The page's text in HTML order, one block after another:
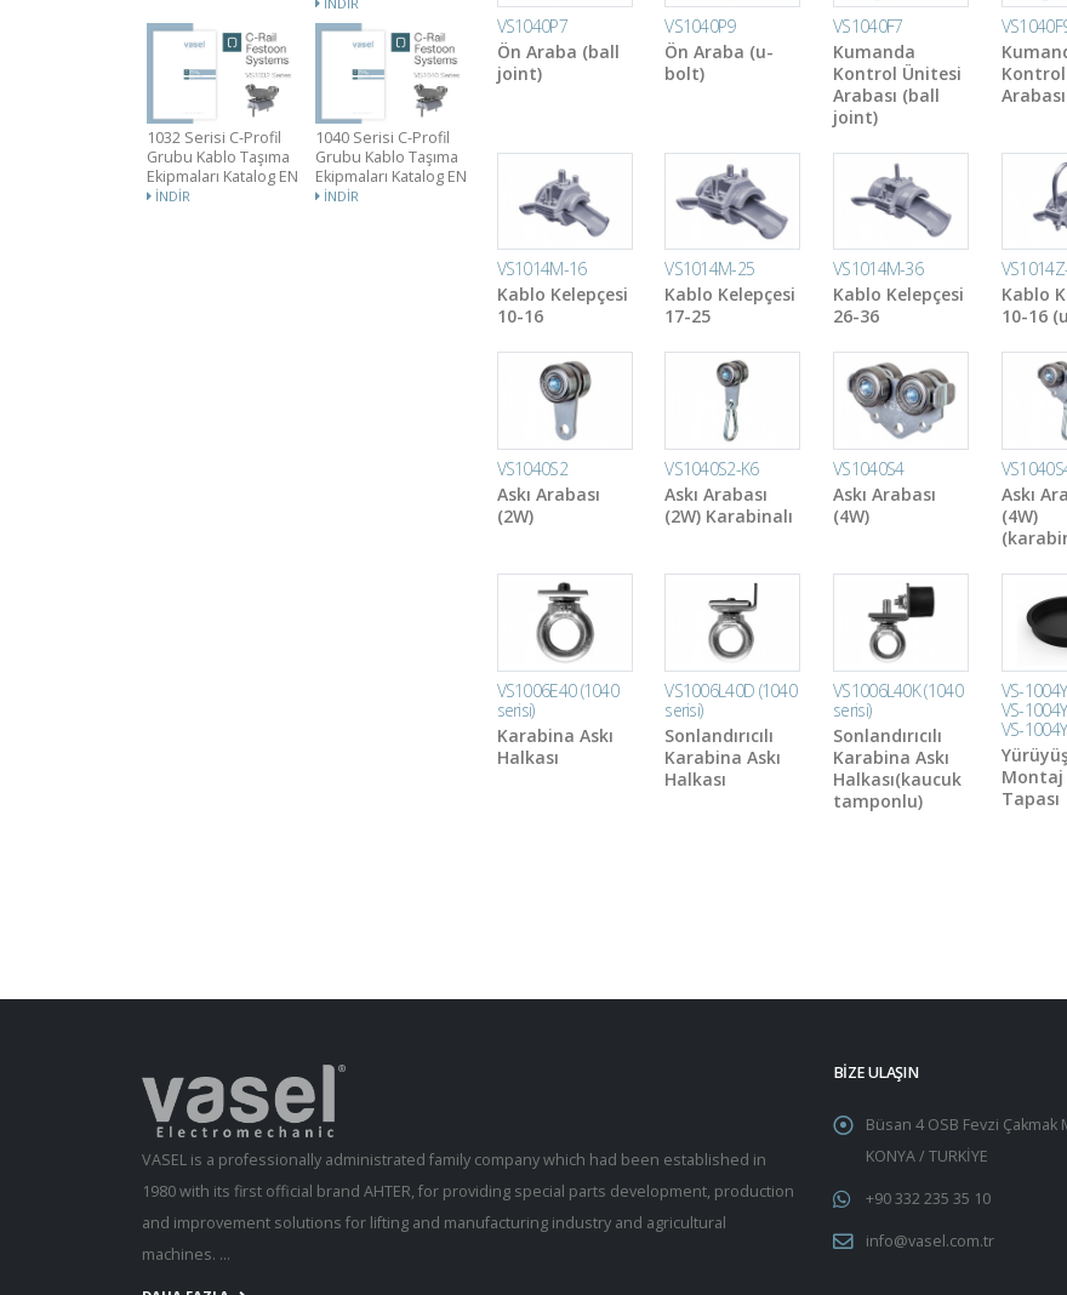
1032 Serisi C-Profil
Grubu Kablo Taşıma
Ekipmaları Katalog EN
İNDIR
1040 Serisi C-Profil
Grubu Kablo Taşıma
Ekipmaları Katalog EN
İNDIR
VS1040P7
Ön Araba (ball
joint)
VS1040P9
Ön Araba (u-
bolt)
VS1040F7
Kumanda
Kontrol Ünitesi
Arabası (ball
joint)
VS1014M-16
Kablo Kelepçesi
10-16
VS1014M-25
Kablo Kelepçesi
17-25
VS1014M-36
Kablo Kelepçesi
26-36
Kablo
10-16
VS1040S2
Askı Arabası
(2W)
VS1040S2-K6
Askı Arabası
(2W) Karabinalı
VS1040S4
Askı Arabası
(4W)
Askı
(4W)
VS1006E40 (1040
serisi)
Karabina Askı
Halkası
VS1006L40D (1040
serisi)
Sonlandırıcılı
Karabina Askı
Halkası
VS1006L40K (1040
serisi)
Sonlandırıcılı
Karabina Askı
Halkası(kaucuk
tamponlu)
VS-
VS-
VS-
Montaj
Tapası
VASEL is a professionally administrated family company which had been established in
1980 with its first official brand AHTER, for providing special parts development, production
and improvement solutions for lifting and manufacturing industry and agricultural
machines. ...
BİZE ULAŞIN
Büsan 4 OSB Fevzi
KONYA / TURKİYE
+90 332 235 35 10
info@vasel.com.tr